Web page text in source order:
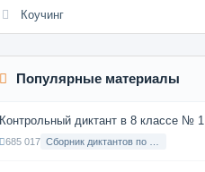
Коучинг
Популярные материалы
Контрольный диктант в 8 классе № 1
685 017